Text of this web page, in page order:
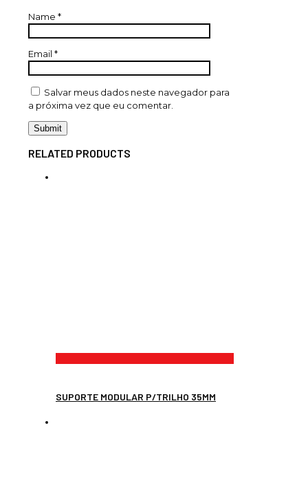
Name *
Email *
Salvar meus dados neste navegador para
a próxima vez que eu comentar.
RELATED PRODUCTS
SUPORTE MODULAR P/TRILHO 35MM